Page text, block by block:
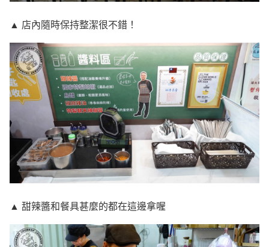
▲ 店內隨時保持整潔很不錯！
▲ 甜辣醬和餐具甚麼的都在這邊拿喔